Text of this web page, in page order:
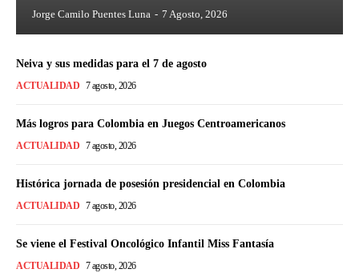
Jorge Camilo Puentes Luna - 7 Agosto, 2026
Neiva y sus medidas para el 7 de agosto
ACTUALIDAD 7 agosto, 2026
Más logros para Colombia en Juegos Centroamericanos
ACTUALIDAD 7 agosto, 2026
Histórica jornada de posesión presidencial en Colombia
ACTUALIDAD 7 agosto, 2026
Se viene el Festival Oncológico Infantil Miss Fantasía
ACTUALIDAD 7 agosto, 2026